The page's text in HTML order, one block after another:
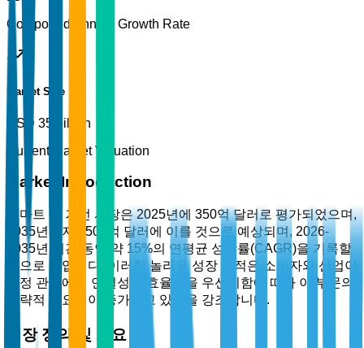
Compound Annual Growth Rate
Market Size
USD 35 billion
Current Market Valuation
Market Introduction
스마트 홈 가전 시장은 2025년에 350억 달러로 평가되었으며,
2035년까지 1500억 달러에 이를 것으로 예상되며, 2026-
2035년 기간 동안 약 15%의 연평균 성장률(CAGR)을 기록할
것으로 보입니다. 이러한 놀라운 성장 궤적은 소비자와 산업이
가정 관리에서 연결성과 효율성을 우선시함에 따라 이 부문의
전략적 중요성이 증가하고 있음을 강조합니다.
시장 정의 및 개요